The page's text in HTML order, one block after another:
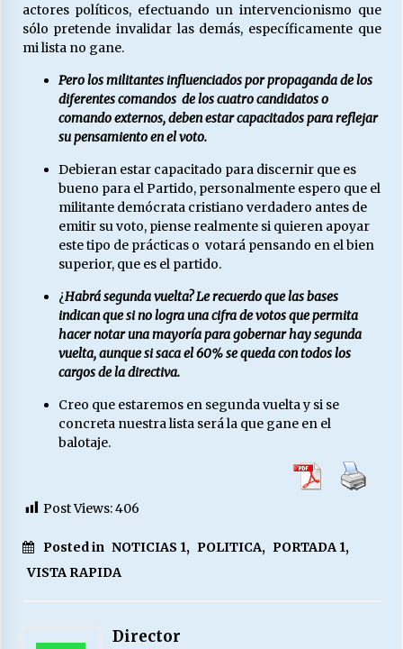
actores políticos, efectuando un intervencionismo que
sólo pretende invalidar las demás, específicamente que
mi lista no gane.
Pero los militantes influenciados por propaganda de los
diferentes comandos de los cuatro candidatos o
comando externos, deben estar capacitados para reflejar
su pensamiento en el voto.
Debieran estar capacitado para discernir que es
bueno para el Partido, personalmente espero que el
militante demócrata cristiano verdadero antes de
emitir su voto, piense realmente si quieren apoyar
este tipo de prácticas o votará pensando en el bien
superior, que es el partido.
¿Habrá segunda vuelta? Le recuerdo que las bases
indican que si no logra una cifra de votos que permita
hacer notar una mayoría para gobernar hay segunda
vuelta, aunque si saca el 60% se queda con todos los
cargos de la directiva.
Creo que estaremos en segunda vuelta y si se
concreta nuestra lista será la que gane en el
balotaje.
Post Views:406
Posted in NOTICIAS 1, POLITICA, PORTADA 1,
VISTA RAPIDA
Director